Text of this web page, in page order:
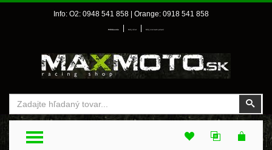
Info: O2: 0948 541 858 | Orange: 0918 541 858
Prihlásenie Môj účet Môj zoznam prianí
TOGGLE MENU